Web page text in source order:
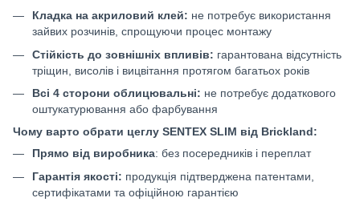
Кладка на акриловий клей: не потребує використання
зайвих розчинів, спрощуючи процес монтажу
Стійкість до зовнішніх впливів: гарантована відсутність
тріщин, висолів і вицвітання протягом багатьох років
Всі 4 сторони облицювальні: не потребує додаткового
оштукатурювання або фарбування
Чому варто обрати цеглу SENTEX SLIM від Brickland:
Прямо від виробника: без посередників і переплат
Гарантія якості: продукція підтверджена патентами,
сертифікатами та офіційною гарантією